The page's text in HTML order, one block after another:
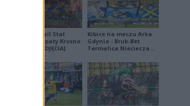
Derby Ekoball Stal
Sanok - Karpaty Krosno
na remis [ZDJĘCIA]
Kibice na meczu Arka
Gdynia - Bruk-Bet
Termalica Nieciecza